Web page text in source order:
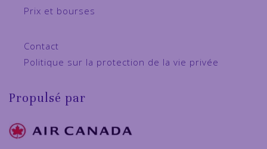
Prix et bourses
Contact
Politique sur la protection de la vie privée
Propulsé par